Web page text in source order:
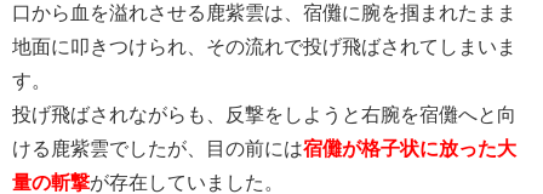
口から血を溢れさせる鹿紫雲は、宿儺に腕を掴まれたまま
地面に叩きつけられ、その流れで投げ飛ばされてしまいま
す。
投げ飛ばされながらも、反撃をしようと右腕を宿儺へと向
ける鹿紫雲でしたが、目の前には宿儺が格子状に放った大
量の斬撃が存在していました。